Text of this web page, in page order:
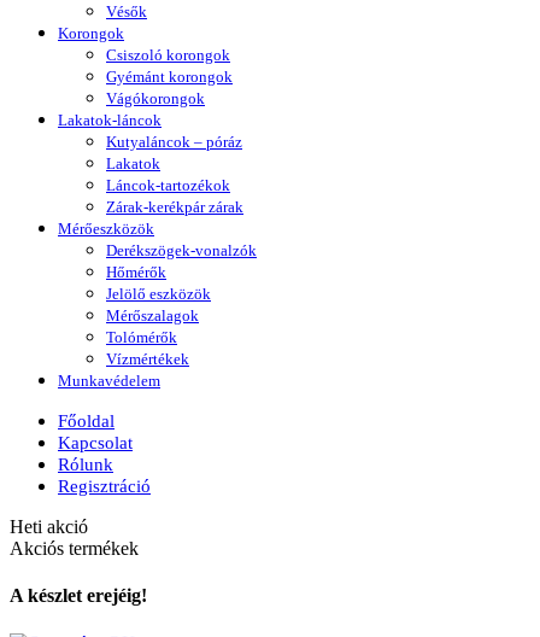
Vésők
Korongok
Csiszoló korongok
Gyémánt korongok
Vágókorongok
Lakatok-láncok
Kutyaláncok – póráz
Lakatok
Láncok-tartozékok
Zárak-kerékpár zárak
Mérőeszközök
Derékszögek-vonalzók
Hőmérők
Jelölő eszközök
Mérőszalagok
Tolómérők
Vízmértékek
Munkavédelem
Főoldal
Kapcsolat
Rólunk
Regisztráció
Heti akció
Akciós termékek
A készlet erejéig!